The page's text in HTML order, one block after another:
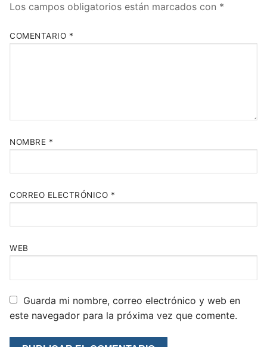
Los campos obligatorios están marcados con *
COMENTARIO *
NOMBRE *
CORREO ELECTRÓNICO *
WEB
Guarda mi nombre, correo electrónico y web en
este navegador para la próxima vez que comente.